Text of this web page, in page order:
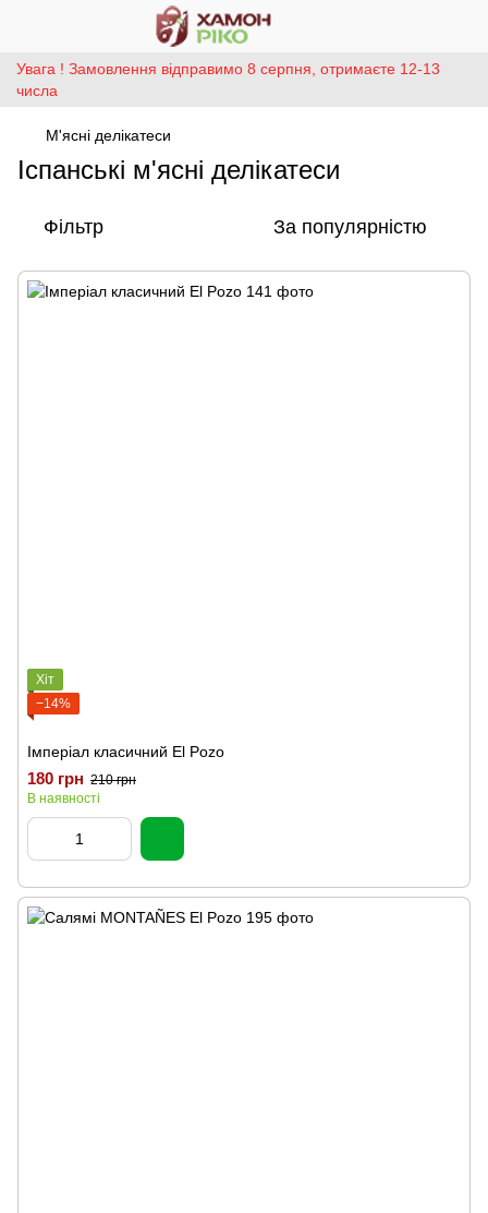
Увага ! Замовлення відправимо 8 серпня, отримаєте 12-13
числа
М'ясні делікатеси
Іспанські м'ясні делікатеси
Фільтр За популярністю
Хіт
−14%
Імперіал класичний El Pozo
180 грн 210 грн
В наявності